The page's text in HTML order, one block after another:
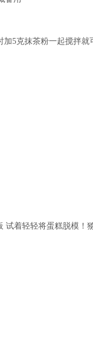
加5克抹茶粉一起搅拌就
试着轻轻将蛋糕脱模！